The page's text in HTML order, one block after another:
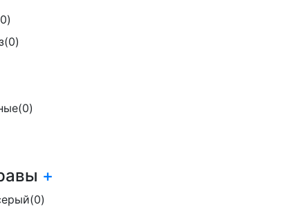
(0)
(0)
+
(0)